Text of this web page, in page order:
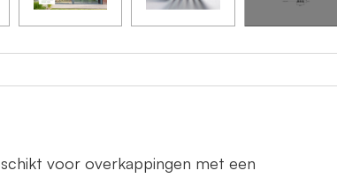
voor overkappingen met een